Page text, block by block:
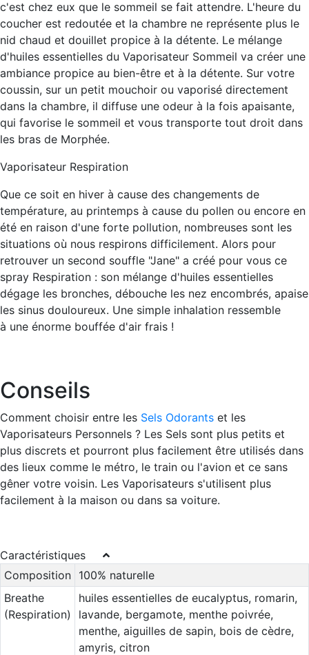
c'est chez eux que le sommeil se fait attendre. L'heure du
coucher est redoutée et la chambre ne représente plus le
nid chaud et douillet propice à la détente. Le mélange
d'huiles essentielles du Vaporisateur Sommeil va créer une
ambiance propice au bien-être et à la détente. Sur votre
coussin, sur un petit mouchoir ou vaporisé directement
dans la chambre, il diffuse une odeur à la fois apaisante,
qui favorise le sommeil et vous transporte tout droit dans
les bras de Morphée.
Vaporisateur Respiration
Que ce soit en hiver à cause des changements de
température, au printemps à cause du pollen ou encore en
été en raison d'une forte pollution, nombreuses sont les
situations où nous respirons difficilement. Alors pour
retrouver un second souffle "Jane" a créé pour vous ce
spray Respiration : son mélange d'huiles essentielles
dégage les bronches, débouche les nez encombrés, apaise
les sinus douloureux. Une simple inhalation ressemble
à une énorme bouffée d'air frais !
Conseils
Comment choisir entre les Sels Odorants et les
Vaporisateurs Personnels ? Les Sels sont plus petits et
plus discrets et pourront plus facilement être utilisés dans
des lieux comme le métro, le train ou l'avion et ce sans
gêner votre voisin. Les Vaporisateurs s'utilisent plus
facilement à la maison ou dans sa voiture.
Caractéristiques
Composition
100% naturelle
Breathe
(Respiration)
huiles essentielles de eucalyptus, romarin,
lavande, bergamote, menthe poivrée,
menthe, aiguilles de sapin, bois de cèdre,
amyris, citron